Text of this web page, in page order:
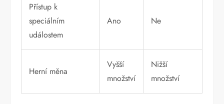
Přístup k
speciálním
událostem
Ano Ne
Herní měna
Vyšší
množství
Nižší
množství